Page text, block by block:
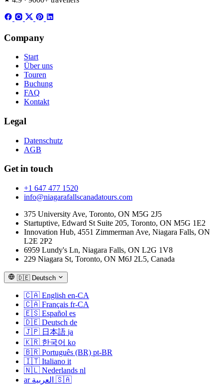
Company
Start
Über uns
Touren
Buchung
FAQ
Kontakt
Legal
Datenschutz
AGB
Get in touch
+1 647 477 1520
info@niagarafallscanadatours.com
375 University Ave, Toronto, ON M5G 2J5
Startuptive, Edward St Suite 205, Toronto, ON M5G 1E2
Innovation Hub, 4551 Zimmerman Ave, Niagara Falls, ON
L2E 2P2
6959 Lundy's Ln, Niagara Falls, ON L2G 1V8
229 Niagara St, Toronto, ON M6J 2L5, Canada
🇩🇪 Deutsch
🇨🇦 English en-CA
🇨🇦 Français fr-CA
🇪🇸 Español es
🇩🇪 Deutsch de
🇯🇵 日本語 ja
🇰🇷 한국어 ko
🇧🇷 Português (BR) pt-BR
🇮🇹 Italiano it
🇳🇱 Nederlands nl
🇸🇦 العربية ar